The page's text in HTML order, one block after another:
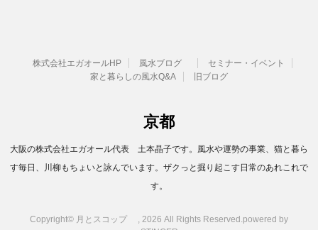
株式会社エガオールHP 風水ブログ
セミナー・イベント
家と暮らしの風水Q&A
旧ブログ
京都
大阪の株式会社エガオール代表 土本晶子です。風水や運勢の事業、猫と暮ら
す毎日、川柳もちょいと詠んでいます。ザクっと掘り起こす日常のあれこれで
す。
Copyright© 月とスコップ , 2026 All Rights Reserved.powered by